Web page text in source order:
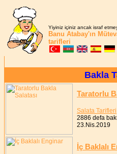
Yiyiniz içiniz ancak israf
Banu Atabay'ın
tarifleri
Bakla
Taratorlu
Salata Tarifleri
2886 defa
23.Nis.2019
İç Baklalı